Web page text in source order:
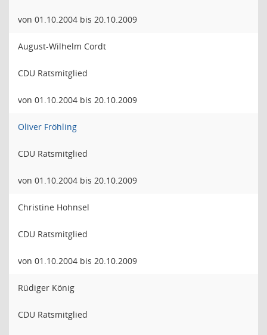
von 01.10.2004 bis 20.10.2009
August-Wilhelm Cordt
CDU Ratsmitglied
von 01.10.2004 bis 20.10.2009
Oliver Fröhling
CDU Ratsmitglied
von 01.10.2004 bis 20.10.2009
Christine Hohnsel
CDU Ratsmitglied
von 01.10.2004 bis 20.10.2009
Rüdiger König
CDU Ratsmitglied